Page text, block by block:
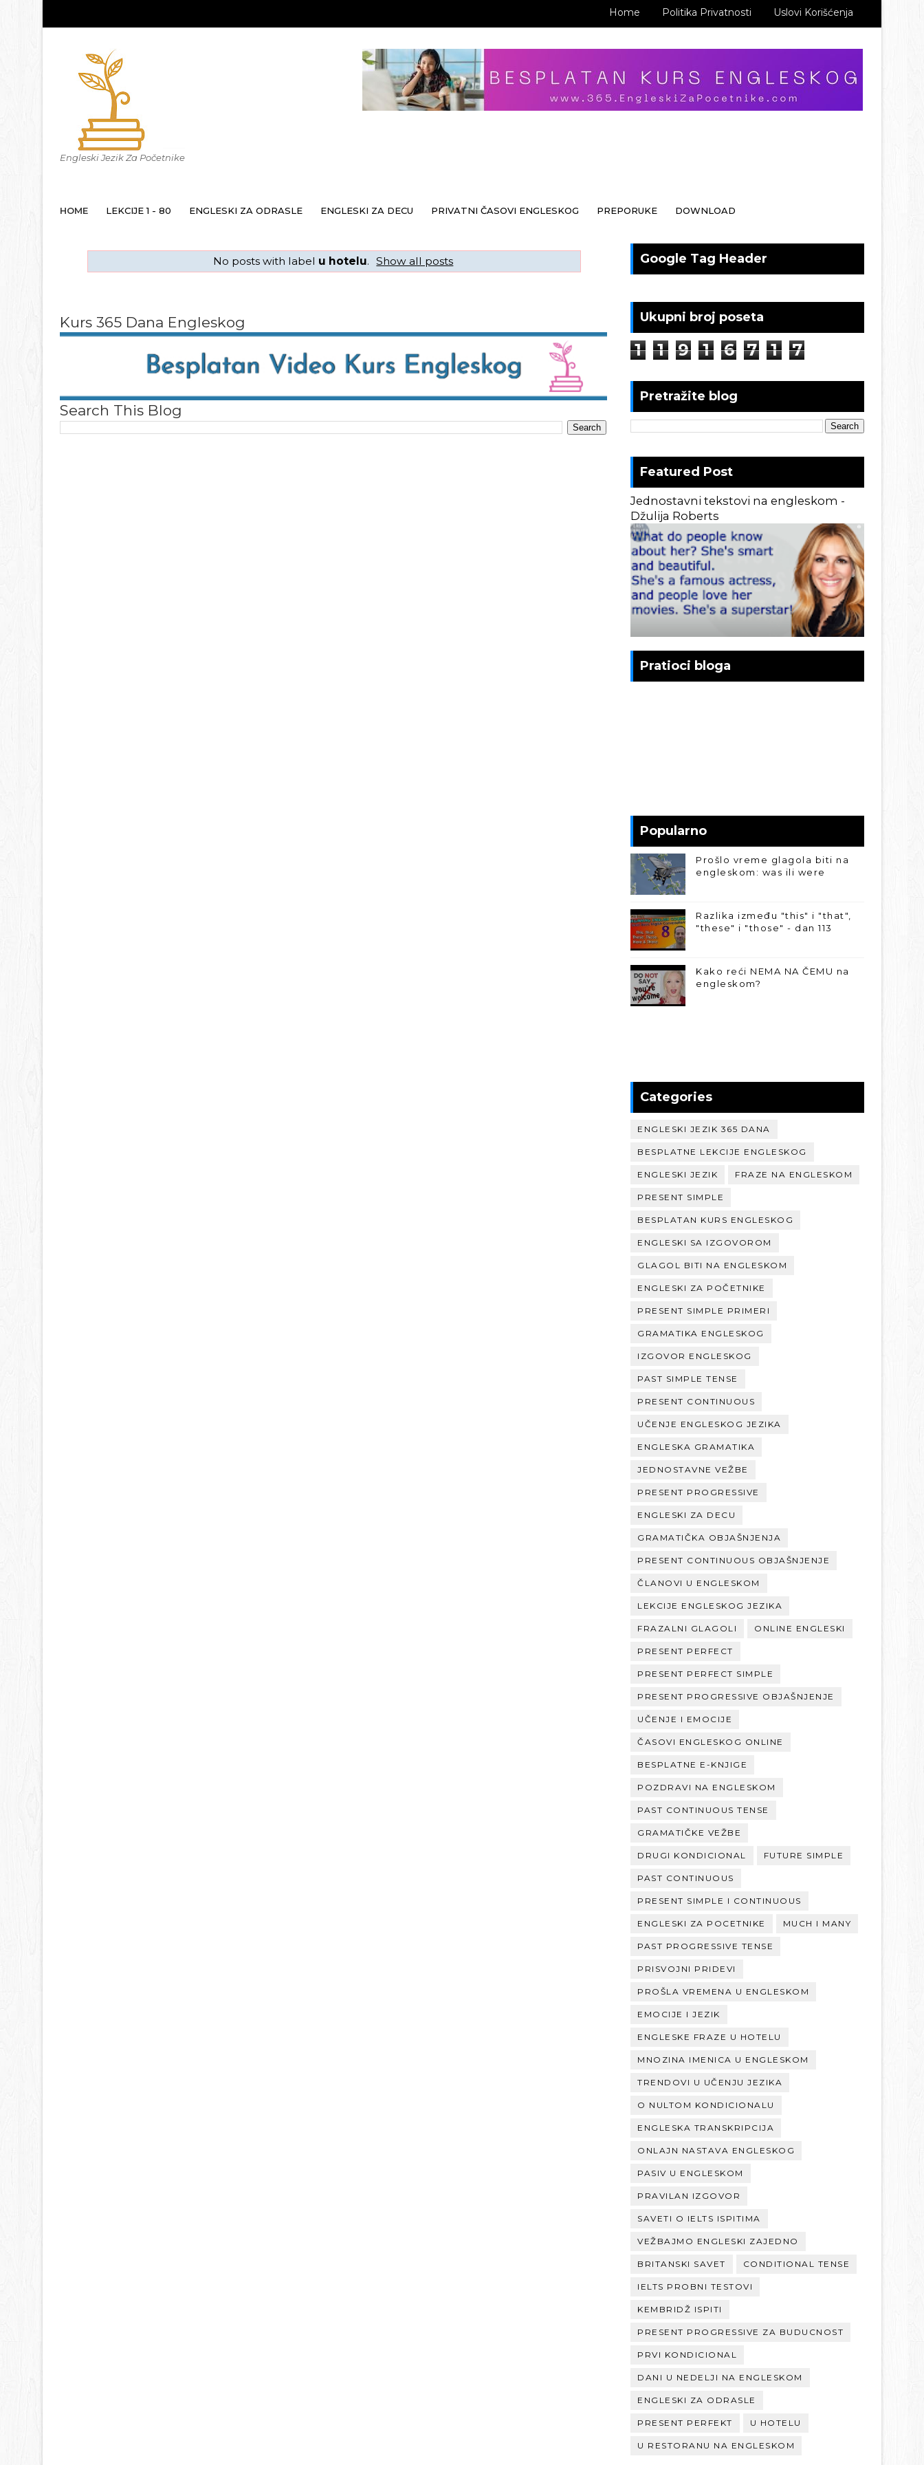
Home Politika Privatnosti Uslovi Korišćenja
Engleski Jezik Za Početnike
HOME LEKCIJE 1 - 80 ENGLESKI ZA ODRASLE ENGLESKI ZA DECU PRIVATNI ČASOVI ENGLESKOG PREPORUKE DOWNLOAD
No posts with label u hotelu. Show all posts
Kurs 365 Dana Engleskog
Search This Blog
Google Tag Header
Ukupni broj poseta
1 1 9 1 6 7 1 7
Pretražite blog
Featured Post
Jednostavni tekstovi na engleskom -
Džulija Roberts
Pratioci bloga
Popularno
Prošlo vreme glagola biti na
engleskom: was ili were
Razlika između "this" i "that",
"these" i "those" - dan 113
Kako reći NEMA NA ČEMU na
engleskom?
Categories
ENGLESKI JEZIK 365 DANA
BESPLATNE LEKCIJE ENGLESKOG
ENGLESKI JEZIK FRAZE NA ENGLESKOM
PRESENT SIMPLE
BESPLATAN KURS ENGLESKOG
ENGLESKI SA IZGOVOROM
GLAGOL BITI NA ENGLESKOM
ENGLESKI ZA POČETNIKE
PRESENT SIMPLE PRIMERI
GRAMATIKA ENGLESKOG
IZGOVOR ENGLESKOG
PAST SIMPLE TENSE
PRESENT CONTINUOUS
UČENJE ENGLESKOG JEZIKA
ENGLESKA GRAMATIKA
JEDNOSTAVNE VEŽBE
PRESENT PROGRESSIVE
ENGLESKI ZA DECU
GRAMATIČKA OBJAŠNJENJA
PRESENT CONTINUOUS OBJAŠNJENJE
ČLANOVI U ENGLESKOM
LEKCIJE ENGLESKOG JEZIKA
FRAZALNI GLAGOLI ONLINE ENGLESKI
PRESENT PERFECT
PRESENT PERFECT SIMPLE
PRESENT PROGRESSIVE OBJAŠNJENJE
UČENJE I EMOCIJE
ČASOVI ENGLESKOG ONLINE
BESPLATNE E-KNJIGE
POZDRAVI NA ENGLESKOM
PAST CONTINUOUS TENSE
GRAMATIČKE VEŽBE
DRUGI KONDICIONAL FUTURE SIMPLE
PAST CONTINUOUS
PRESENT SIMPLE I CONTINUOUS
ENGLESKI ZA POCETNIKE MUCH I MANY
PAST PROGRESSIVE TENSE
PRISVOJNI PRIDEVI
PROŠLA VREMENA U ENGLESKOM
EMOCIJE I JEZIK
ENGLESKE FRAZE U HOTELU
MNOZINA IMENICA U ENGLESKOM
TRENDOVI U UČENJU JEZIKA
O NULTOM KONDICIONALU
ENGLESKA TRANSKRIPCIJA
ONLAJN NASTAVA ENGLESKOG
PASIV U ENGLESKOM
PRAVILAN IZGOVOR
SAVETI O IELTS ISPITIMA
VEŽBAJMO ENGLESKI ZAJEDNO
BRITANSKI SAVET CONDITIONAL TENSE
IELTS PROBNI TESTOVI
KEMBRIDŽ ISPITI
PRESENT PROGRESSIVE ZA BUDUCNOST
PRVI KONDICIONAL
DANI U NEDELJI NA ENGLESKOM
ENGLESKI ZA ODRASLE
PRESENT PERFEKT U HOTELU
U RESTORANU NA ENGLESKOM